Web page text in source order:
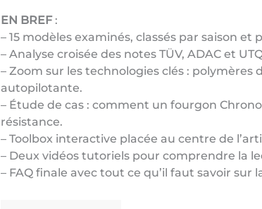
EN BREF:
– 15 modèles examinés, classés par saison et
– Analyse croisée des notes TÜV, ADAC et
– Zoom sur les technologies clés :
autopilotante.
– Étude de cas : comment un fourgon
résistance.
– Toolbox interactive placée au centre de
– Deux vidéos tutoriels pour comprendre la
– FAQ finale avec tout ce qu’il faut savoir